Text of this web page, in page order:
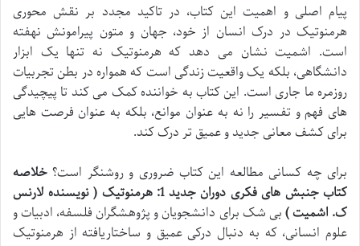
پیام اصلی و اهمیت این کتاب، در تاکید مجدد بر نقش محوری
هرمنوتیک در درک انسان از خود، جهان و متون پیرامونش نهفته
است. اشمیت نشان می دهد که هرمنوتیک نه تنها یک ابزار
دانشگاهی، بلکه یک واقعیت زندگی است که همواره در بطن تجربیات
روزمره ما جاری است. این کتاب به خواننده کمک می کند تا پیچیدگی
های فهم و تفسیر را نه به عنوان موانع، بلکه به عنوان فرصت هایی
برای کشف معانی جدید و عمیق تر درک کند.
برای چه کسانی مطالعه این کتاب ضروری و روشنگر است؟ خلاصه
کتاب جنبش های فکری دوران جدید 1: هرمنوتیک ( نویسنده لارنس
ک. اشمیت )بی شک برای دانشجویان و پژوهشگران فلسفه، ادبیات و
علوم انسانی، که به دنبال درکی عمیق و ساختاریافته از هرمنوتیک